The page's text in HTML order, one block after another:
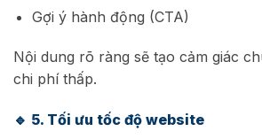
Gợi ý hành động (CTA)
Nội dung rõ ràng sẽ tạo cảm giác
chi phí thấp.
🔹 5. Tối ưu tốc độ website